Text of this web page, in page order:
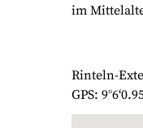
im
Rinteln-
GPS: